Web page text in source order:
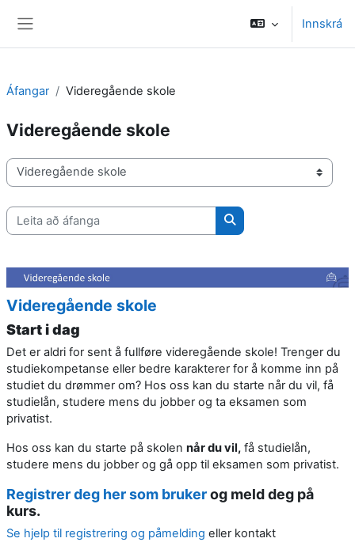
Innskrá
Áfangar Videregående skole
Videregående skole
Deildir/brautir
Leita að áfanga
Leita að áfanga
Videregående skole
Start i dag
Det er aldri for sent å fullføre videregående skole! Trenger du
studiekompetanse eller bedre karakterer for å komme inn på
studiet du drømmer om? Hos oss kan du starte når du vil, få
studielån, studere mens du jobber og ta eksamen som
privatist.
Hos oss kan du starte på skolen når du vil, få studielån,
studere mens du jobber og gå opp til eksamen som privatist.
Registrer deg her som brukerog meld deg på
kurs.
Se hjelp til registrering og påmelding eller kontakt